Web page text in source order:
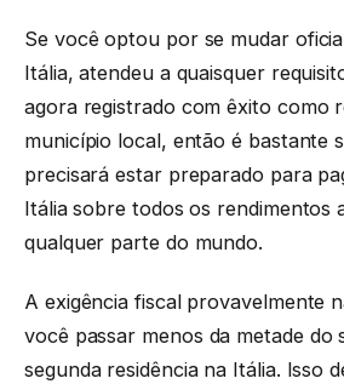
Se você optou por se mudar
Itália, atendeu a quaisquer
agora registrado com êxito como
município local, então é bastante
precisará estar preparado para
Itália sobre todos os rendimentos
qualquer parte do mundo.
A exigência fiscal provavelmente
você passar menos da metade do
segunda residência na Itália. Isso